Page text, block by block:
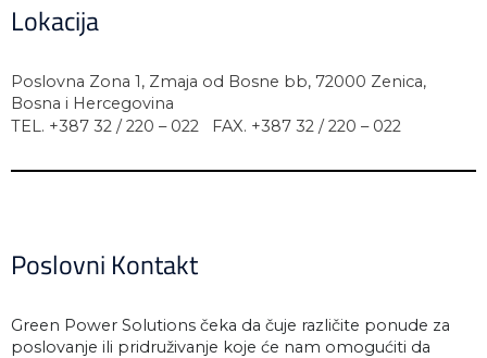
Lokacija
Poslovna Zona 1, Zmaja od Bosne bb, 72000 Zenica,
Bosna i Hercegovina
TEL. +387 32 / 220 – 022 FAX. +387 32 / 220 – 022
Poslovni Kontakt
Green Power Solutions čeka da čuje različite ponude za
poslovanje ili pridruživanje koje će nam omogućiti da